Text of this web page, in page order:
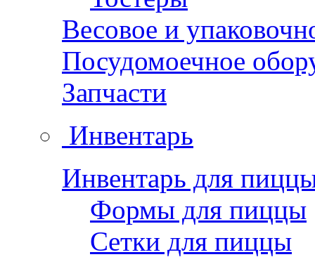
Весовое и
Посудомоечное
Запчасти
Инвентарь
Инвентарь для
Формы для пиццы
Сетки для пиццы